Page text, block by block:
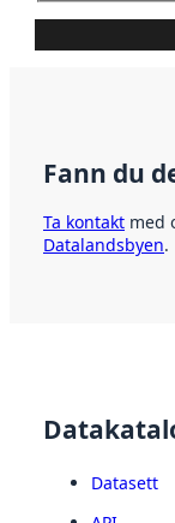
Fann du
Ta kontakt med
Datalandsbyen.
Datasett